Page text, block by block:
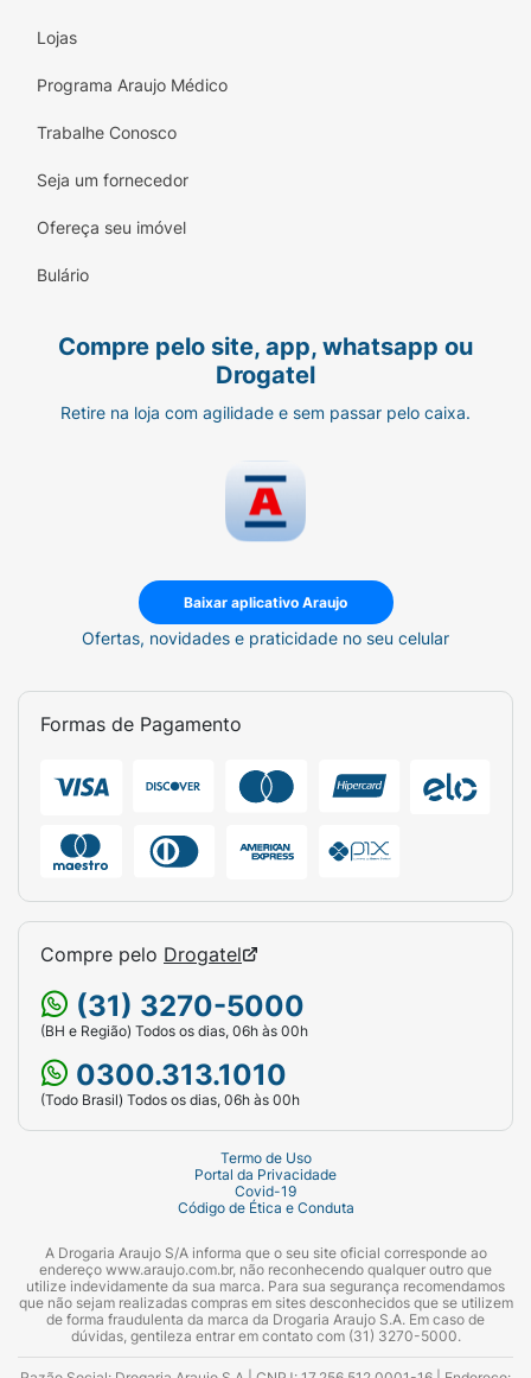
Lojas
Programa Araujo Médico
Trabalhe Conosco
Seja um fornecedor
Ofereça seu imóvel
Bulário
Compre pelo site, app, whatsapp ou
Drogatel
Retire na loja com agilidade e sem passar pelo caixa.
Baixar aplicativo Araujo
Ofertas, novidades e praticidade no seu celular
Formas de Pagamento
Compre pelo Drogatel
(31) 3270-5000
(BH e Região) Todos os dias, 06h às 00h
0300.313.1010
(Todo Brasil) Todos os dias, 06h às 00h
Termo de Uso
Portal da Privacidade
Covid-19
Código de Ética e Conduta
A Drogaria Araujo S/A informa que o seu site oficial corresponde ao
endereço www.araujo.com.br, não reconhecendo qualquer outro que
utilize indevidamente da sua marca. Para sua segurança recomendamos
que não sejam realizadas compras em sites desconhecidos que se utilizem
de forma fraudulenta da marca da Drogaria Araujo S.A. Em caso de
dúvidas, gentileza entrar em contato com (31) 3270-5000.